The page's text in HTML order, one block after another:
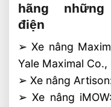
hãng những
điện
➢ Xe nâng
Yale Maximal Co.,
➢ Xe nâng
➢ Xe nâng